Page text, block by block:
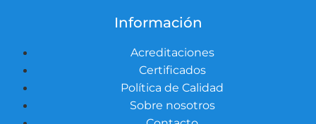
Información
Acreditaciones
Certificados
Política de Calidad
Sobre nosotros